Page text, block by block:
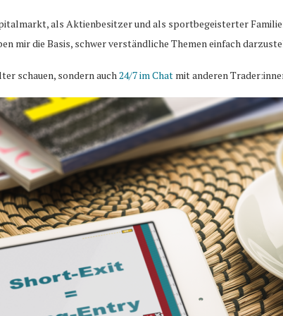
als Aktienbesitzer und als sportbegeisterter
mir die Basis, schwer verständliche Themen einfach
schauen, sondern auch 24/7 im Chat mit anderen